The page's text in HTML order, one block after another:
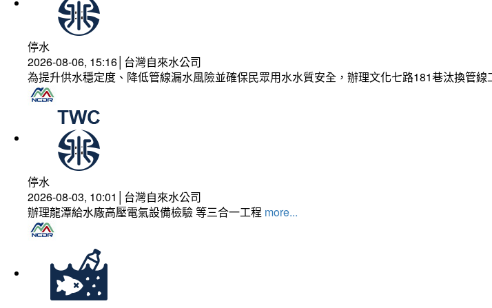
停水
2026-08-06, 15:16│台灣自來水公司
為提升供水穩定度、降低管線漏水風險並確保民眾用水水質安全，辦理文化七路181巷汰換管
停水
2026-08-03, 10:01│台灣自來水公司
辦理龍潭給水廠高壓電氣設備檢驗 等三合一工程 more...